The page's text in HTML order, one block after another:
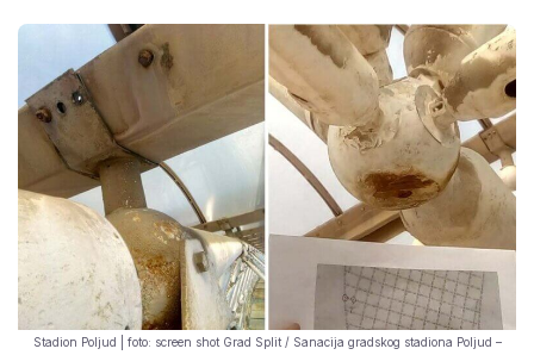
Stadion Poljud | foto: screen shot Grad Split / Sanacija gradskog stadiona Poljud –